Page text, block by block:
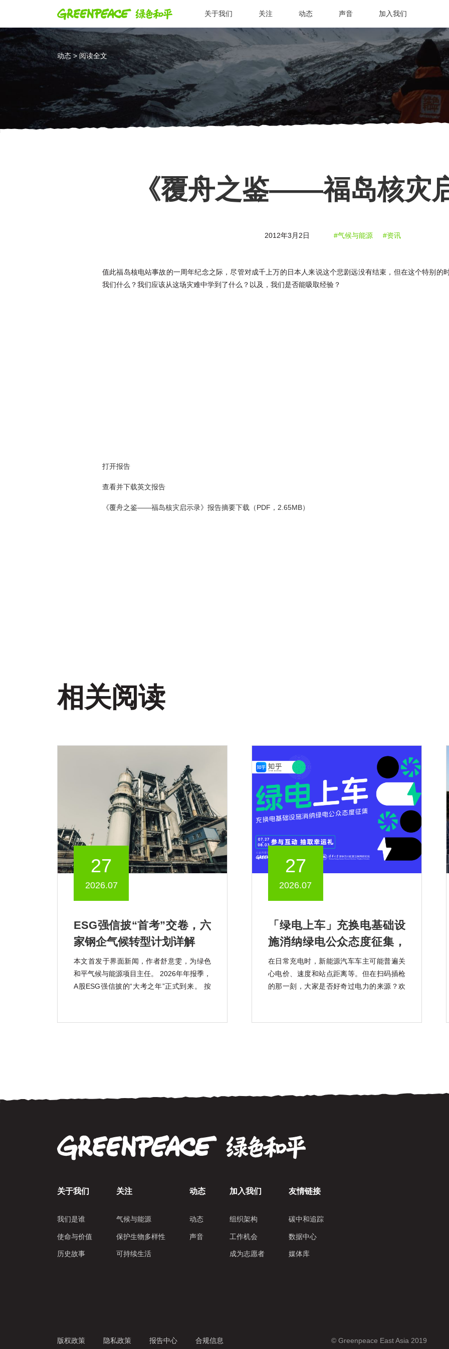
关于我们 关注 动态 声音 加入我们
动态 > 阅读全文
《覆舟之鉴——福岛核灾
2012年3月2日 #气候与能源 #资讯
值此福岛核电站事故的一周年纪念之际，尽管对成千上万的日本人来说这个悲剧远没有结束，但在这个特别的
我们什么？我们应该从这场灾难中学到了什么？以及，我们是否能吸取经验？
打开报告
查看并下载英文报告
《覆舟之鉴——福岛核灾启示录》报告摘要下载（PDF，2.65MB）
相关阅读
27
2026.07
ESG强信披“首考”交卷，六
家钢企气候转型计划详解
本文首发于界面新闻，作者舒意雯，为绿色
和平气候与能源项目主任。 2026年年报季，
A股ESG强信披的“大考之年”正式到来。 按
份(600010.SH)、鞍钢股份(000898.SZ)、马
27
2026.07
「绿电上车」充换电基础设
施消纳绿电公众态度征集，
知乎上线中
在日常充电时，新能源汽车车主可能普遍关
心电价、速度和站点距离等。但在扫码插枪
的那一刻，大家是否好奇过电力的来源？欢
关于我们
我们是谁
使命与价值
历史故事
关注
气候与能源
保护生物多样性
可持续生活
动态
动态
声音
加入我们
组织架构
工作机会
成为志愿者
友情链接
碳中和追踪
数据中心
媒体库
版权政策 隐私政策 报告中心 合规信息 © Greenpeace East Asia 2019